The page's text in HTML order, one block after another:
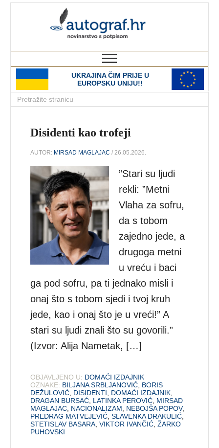
UKRAJINA ČIM PRIJE U
EUROPSKU UNIJU!!
Disidenti kao trofeji
AUTOR: MIRSAD MAGLAJAC / 26.05.2026.
”Stari su ljudi
rekli: ”Metni
Vlaha za sofru,
da s tobom
zajedno jede, a
drugoga metni
u vreću i baci
ga pod sofru, pa ti jednako misli i
onaj što s tobom sjedi i tvoj kruh
jede, kao i onaj što je u vreći!” A
stari su ljudi znali što su govorili.”
(Izvor: Alija Nametak, […]
OBJAVLJENO U: DOMAĆI IZDAJNIK
OZNAKE: BILJANA SRBLJANOVIĆ BORIS
DEŽULOVIĆ DISIDENTI DOMAĆI IZDAJNIK
DRAGAN BURSAĆ LATINKA PEROVIĆ MIRSAD
MAGLAJAC NACIONALIZAM NEBOJŠA POPOV,
PREDRAG MATVEJEVIĆ ,SLAVENKA DRAKULIĆ
STETISLAV BASARA ,VIKTOR IVANČIĆ ,ŽARKO
PUHOVSKI